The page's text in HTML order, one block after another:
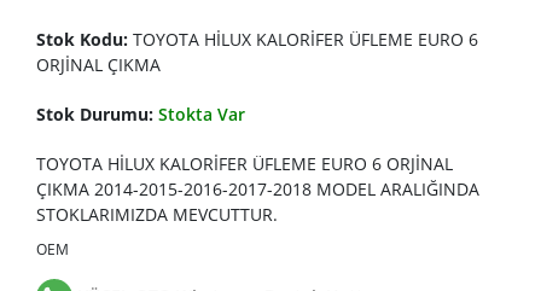
Stok Kodu: TOYOTA HİLUX KALORİFER ÜFLEME EURO 6
ORJİNAL ÇIKMA
Stok Durumu: Stokta Var
TOYOTA HİLUX KALORİFER ÜFLEME EURO 6 ORJİNAL
ÇIKMA 2014-2015-2016-2017-2018 MODEL ARALIĞINDA
STOKLARIMIZDA MEVCUTTUR.
OEM